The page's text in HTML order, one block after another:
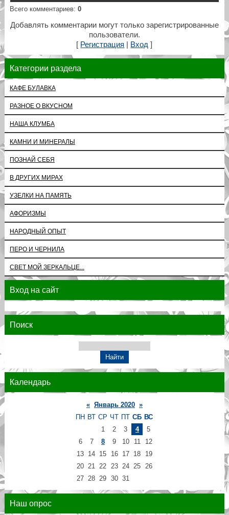
Всего комментариев: 0
Добавлять комментарии могут только зарегистрированные
пользователи.
[ Регистрация Вход ]
Категории раздела
КАФЕ БУЛАВКА
РАЗНОЕ О ВКУСНОМ
НАША КЛУМБА
КАМНИ И МИНЕРАЛЫ
ПОЗНАЙ СЕБЯ
В ДРУГИХ МИРАХ
УЗЕЛКИ НА ПАМЯТЬ
АФОРИЗМЫ
НАРОДНЫЙ ОПЫТ
ПЕРО И ЧЕРНИЛА
СВЕТ МОЙ ЗЕРКАЛЬЦЕ...
Вход на сайт
Поиск
Календарь
« Январь 2020 »
ПН ВТ СР ЧТ ПТ СБ ВС
1
2 3 4
5
6
7 8 9 10 11
12
13 14 15 16 17 18
19
20 21 22 23 24 25
26
27 28 29 30 31
Наш опрос